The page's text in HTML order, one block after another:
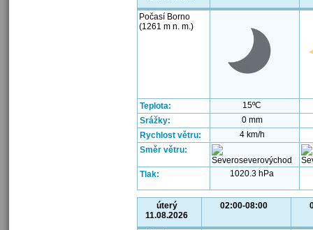
Počasí Borno
(1261 m n. m.)
Teplota:
15ºC
Srážky:
0 mm
Rychlost větru:
4 km/h
Směr větru:
Tlak: 1020.3 hPa
úterý
11.08.2026
02:00-08:00